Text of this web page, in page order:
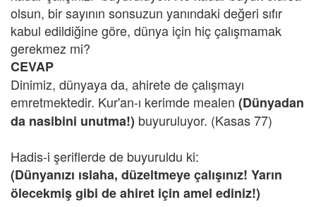
olsun, bir sayının sonsuzun yanındaki değeri sıfır
kabul edildiğine göre, dünya için hiç çalışmamak
gerekmez mi?
CEVAP
Dinimiz, dünyaya da, ahirete de çalışmayı
emretmektedir. Kur'an-ı kerimde mealen (Dünyadan
da nasibini unutma!) buyuruluyor. (Kasas 77)
Hadis-i şeriflerde de buyuruldu ki:
(Dünyanızı ıslaha, düzeltmeye çalışınız! Yarın
ölecekmiş gibi de ahiret için amel ediniz!)